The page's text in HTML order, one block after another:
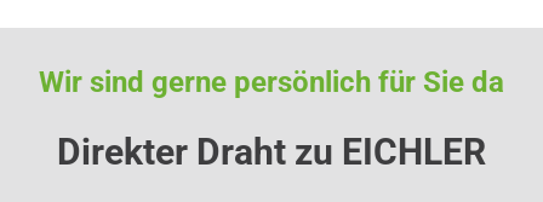
Wir sind gerne persönlich für Sie da
Direkter Draht zu EICHLER